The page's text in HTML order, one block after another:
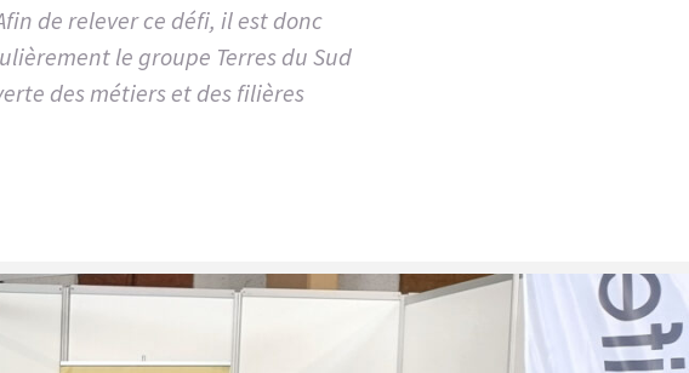
de relever ce défi, il est donc
le groupe Terres du Sud
des métiers et des filières